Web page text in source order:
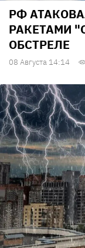
РФ
РАКЕТАМИ
ОБСТРЕЛЕ
08 Августа 14:14